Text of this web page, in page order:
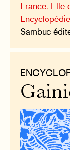
France. Elle
Encyclopédie
Sambuc